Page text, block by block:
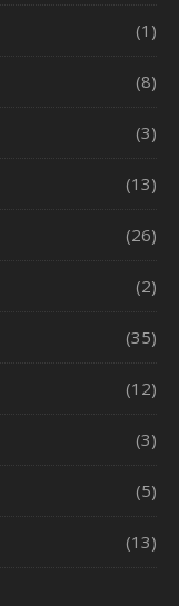
(1)
(8)
(3)
(13)
(26)
(2)
(35)
(12)
(3)
(5)
(13)